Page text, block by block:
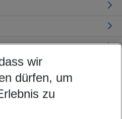
your best
wir
dürfen, um
zu